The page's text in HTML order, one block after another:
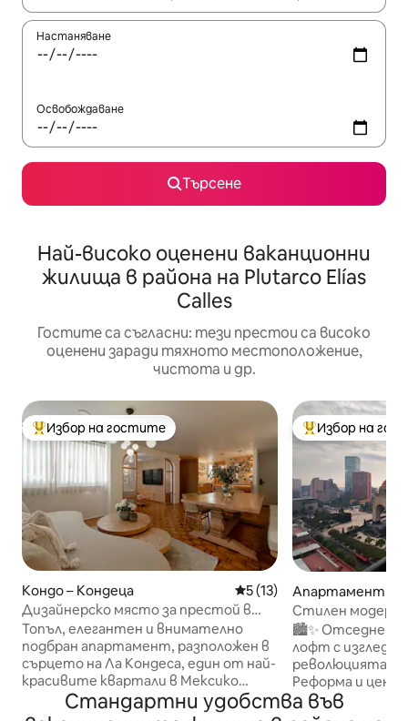
Настаняване
Освобождаване
Търсене
Най-високо оценени ваканционни
жилища в района на Plutarco Elías
Calles
Гостите са съгласни: тези престои са високо
оценени заради тяхното местоположение,
чистота и др.
Най-популярен избор на гостите
Избор на гостите
Кондо – Кондеца Средна оценка: 5 от 5,
5 (13)
Дизайнерско място за престой в
Кондеса
Топъл, елегантен и внимателно
подбран апартамент, разположен в
сърцето на Ла Кондеса, един от най-
красивите квартали в Мексико
Сити, който е идеален за разходки.
Проектиран с органични текстури и
Най-популярен
Избор на
Апартамент –
Стилен
фитнес | Изглед
🏙️✨ Отседнете
лофт с изглед
революцията,
Реформа и
Насладете се
гледки към
Стандартни удобства във